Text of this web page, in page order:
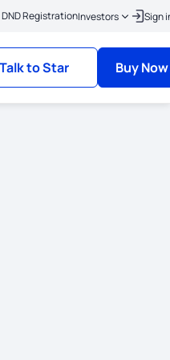
commencement date is on or
DND RegistrationInvestors Sign
Talk to Star Buy Now